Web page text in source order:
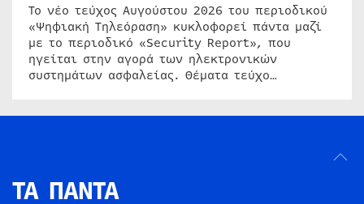
Το νέο τεύχος Αυγούστου 2026 του περιοδικού
«Ψηφιακή Τηλεόραση» κυκλοφορεί πάντα μαζί
με το περιοδικό «Security Report», που
ηγείται στην αγορά των ηλεκτρονικών
συστημάτων ασφαλείας. Θέματα τεύχο…
ΤΑ ΠΑΝΤΑ